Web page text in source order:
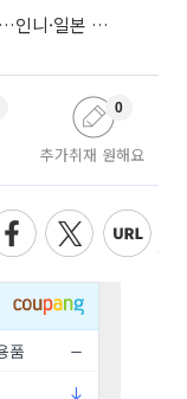
우즈벡서 보폭 넓히는 비상교육 ‘올비아’…인니·일본 진출 타진
추가취재 원해요
0